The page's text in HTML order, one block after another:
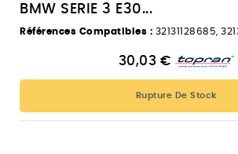
BMW SERIE 3 E30...
Références Compatibles : 32131128685,
30,03 €
Rupture De Stock